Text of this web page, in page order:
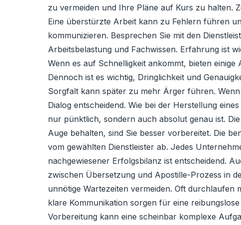
zu vermeiden und Ihre Pläne auf Kurs zu halten.
Eine überstürzte Arbeit kann zu Fehlern führen
kommunizieren. Besprechen Sie mit den
Arbeitsbelastung und Fachwissen. Erfahrung ist
Wenn es auf Schnelligkeit ankommt, bieten
Dennoch ist es wichtig, Dringlichkeit und
Sorgfalt kann später zu mehr Ärger führen.
Dialog entscheidend. Wie bei der Herstellung
nur pünktlich, sondern auch absolut genau ist.
Auge behalten, sind Sie besser vorbereitet. Die
vom gewählten Dienstleister ab. Jedes
nachgewiesener Erfolgsbilanz ist entscheidend.
zwischen Übersetzung und Apostille-Prozess in
unnötige Wartezeiten vermeiden. Oft durchlaufen
klare Kommunikation sorgen für eine
Vorbereitung kann eine scheinbar komplexe